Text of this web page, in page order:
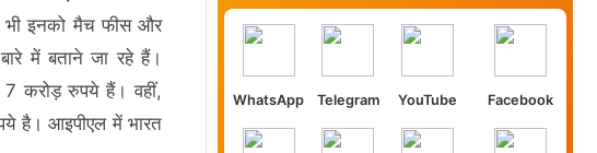
भी इनको मैच फीस और
में बताने जा रहे हैं।
करोड़ रुपये हैं। वहीं,
है। आइपीएल में भारत
WhatsApp Telegram YouTube Facebook